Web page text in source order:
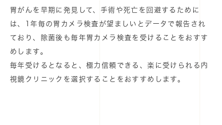
胃がんを早期に発見して、手術や死亡を回避するために
は、1年毎の胃カメラ検査が望ましいとデータで報告され
ており、除菌後も毎年胃カメラ検査を受けることをおすす
めします。
毎年受けるとなると、極力信頼できる、楽に受けられる内
視鏡クリニックを選択することをおすすめします。